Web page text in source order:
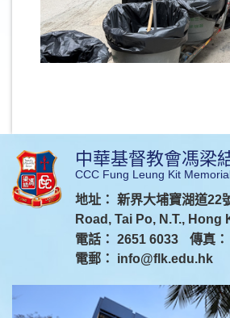
中華基督教會馮梁
CCC Fung Leung Kit
地址： 新界大埔寶湖道22
Road, Tai Po, N.T., Hong
電話： 2651 6033
傳真
電郵： info@flk.edu.hk